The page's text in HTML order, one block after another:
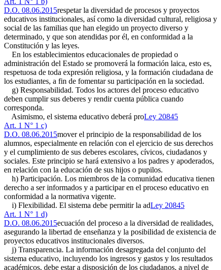
D.O. 08.06.2015respetar la diversidad de procesos y proyectos
educativos institucionales, así como la diversidad cultural, religiosa y
social de las familias que han elegido un proyecto diverso y
determinado, y que son atendidas por él, en conformidad a la
Constitución y las leyes.
En los establecimientos educacionales de propiedad o
administración del Estado se promoverá la formación laica, esto es,
respetuosa de toda expresión religiosa, y la formación ciudadana de
los estudiantes, a fin de fomentar su participación en la sociedad.
g) Responsabilidad. Todos los actores del proceso educativo
deben cumplir sus deberes y rendir cuenta pública cuando
corresponda.
Asimismo, el sistema educativo deberá proLey 20845
Art. 1 N° 1 c)
D.O. 08.06.2015mover el principio de la responsabilidad de los
alumnos, especialmente en relación con el ejercicio de sus derechos
y el cumplimiento de sus deberes escolares, cívicos, ciudadanos y
sociales. Este principio se hará extensivo a los padres y apoderados,
en relación con la educación de sus hijos o pupilos.
h) Participación. Los miembros de la comunidad educativa tienen
derecho a ser informados y a participar en el proceso educativo en
conformidad a la normativa vigente.
i) Flexibilidad. El sistema debe permitir la adLey 20845
Art. 1 N° 1 d)
D.O. 08.06.2015ecuación del proceso a la diversidad de realidades,
asegurando la libertad de enseñanza y la posibilidad de existencia de
proyectos educativos institucionales diversos.
j) Transparencia. La información desagregada del conjunto del
sistema educativo, incluyendo los ingresos y gastos y los resultados
académicos, debe estar a disposición de los ciudadanos, a nivel de